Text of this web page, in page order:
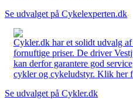
Se udvalget på Cykelexperten.dk
Cykler.dk har et solidt udvalg
fornuftige priser. De driver
kan derfor garantere god
cykler og cykeludstyr. Klik her
Se udvalget på Cykler.dk